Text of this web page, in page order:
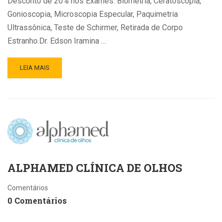
Gonioscopia, Microscopia Especular, Paquimetria
Ultrassônica, Teste de Schirmer, Retirada de Corpo
Estranho.Dr. Edson Iramina …
LEIA MAIS
ALPHAMED CLÍNICA DE OLHOS
Comentários
0 Comentários